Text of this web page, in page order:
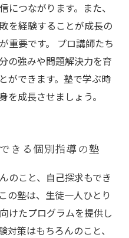
につながります。また、
を経験することが成長の
重要です。 プロ講師たち
の強みや問題解決力を育
ができます。塾で学ぶ時
を成長させましょう。
きる個別指導の塾
のこと、自己探求もでき
の塾は、生徒一人ひとり
けたプログラムを提供し
対策はもちろんのこと、